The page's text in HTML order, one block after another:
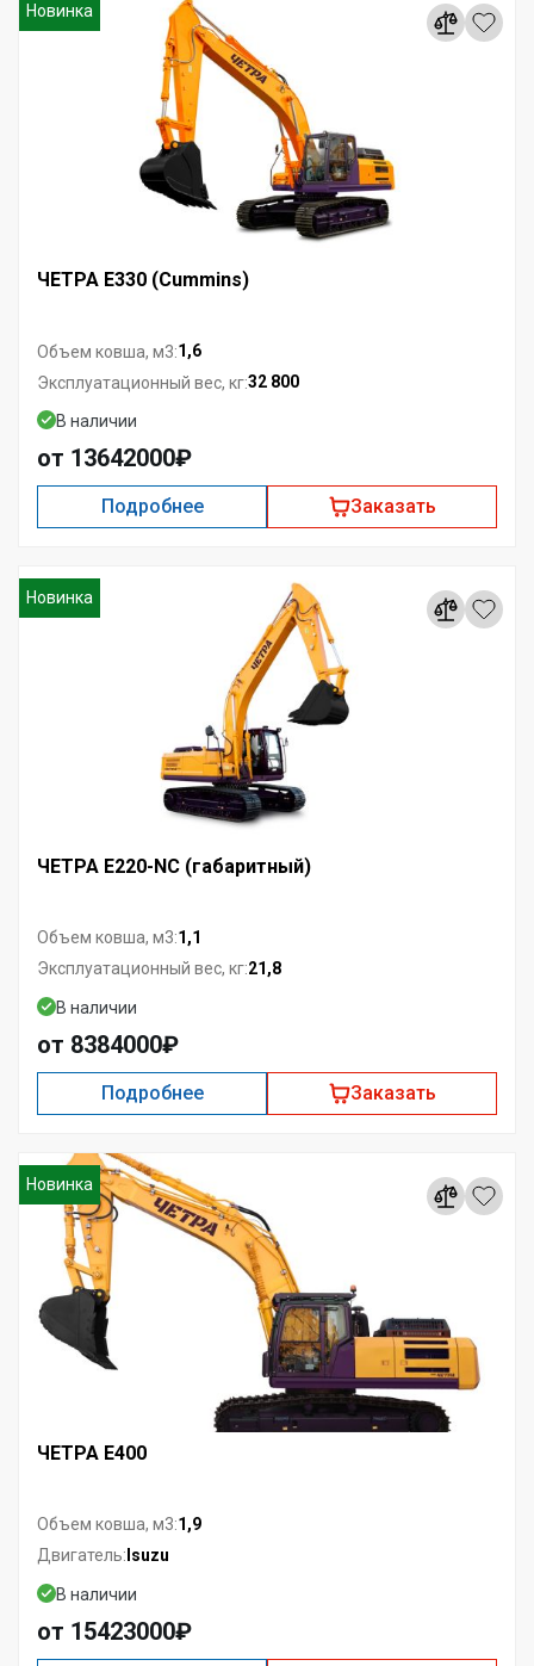
Новинка
ЧЕТРА Е330 (Cummins)
Объем ковша, м3:1,6
Эксплуатационный вес, кг:32 800
В наличии
от 13642000₽
Подробнее Заказать
Новинка
ЧЕТРА E220-NC (габаритный)
Объем ковша, м3:1,1
Эксплуатационный вес, кг:21,8
В наличии
от 8384000₽
Подробнее Заказать
Новинка
ЧЕТРА Е400
Объем ковша, м3:1,9
Двигатель: Isuzu
В наличии
от 15423000₽